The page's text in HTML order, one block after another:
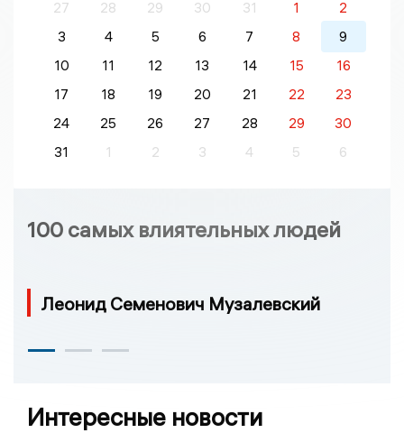
27
28 29 30 31 1
2
3
4 5 6 7 8
9
10
11 12 13 14 15
16
17
18 19 20 21 22
23
24
25 26 27 28 29
30
31
1 2 3 4 5 6
100 самых влиятельных людей
Леонид Семенович Музалевский
Интересные новости